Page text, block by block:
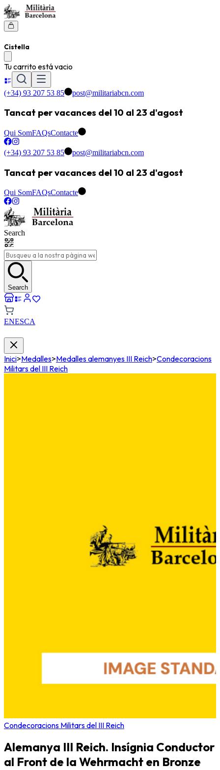
Cistella
Tu carrito está vacio
(+34) 93 207 53 85 post@militariabcn.com
Tancat per vacances del 10 al 23 d'agost
Qui SomFAQsContacte
(+34) 93 207 53 85 post@militariabcn.com
Tancat per vacances del 10 al 23 d'agost
Qui SomFAQsContacte
Search
Search
ENESCA
Inici>Medalles>Medalles alemanyes III Reich>Condecoracions
Militars del III Reich
Condecoracions Militars del III Reich
Alemanya III Reich. Insígnia Conductor
al Front de la Wehrmacht en Bronze